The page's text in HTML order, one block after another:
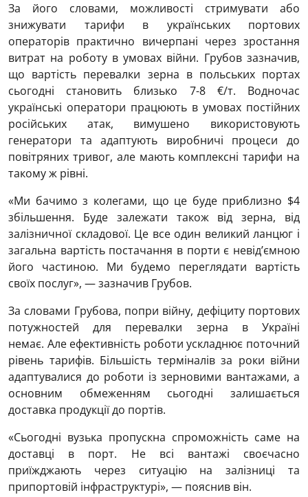
За його словами, можливості стримувати або
знижувати тарифи в українських портових
операторів практично вичерпані через зростання
витрат на роботу в умовах війни. Грубов зазначив,
що вартість перевалки зерна в польських портах
сьогодні становить близько 7-8 €/т. Водночас
українські оператори працюють в умовах постійних
російських атак, вимушено використовують
генератори та адаптують виробничі процеси до
повітряних тривог, але мають комплексні тарифи на
такому ж рівні.
«Ми бачимо з колегами, що це буде приблизно $4
збільшення. Буде залежати також від зерна, від
залізничної складової. Це все один великий ланцюг і
загальна вартість постачання в порти є невід’ємною
його частиною. Ми будемо переглядати вартість
своїх послуг», — зазначив Грубов.
За словами Грубова, попри війну, дефіциту портових
потужностей для перевалки зерна в Україні
немає. Але ефективність роботи ускладнює поточний
рівень тарифів. Більшість терміналів за роки війни
адаптувалися до роботи із зерновими вантажами, а
основним обмеженням сьогодні залишається
доставка продукції до портів.
«Сьогодні вузька пропускна спроможність саме на
доставці в порт. Не всі вантажі своєчасно
приїжджають через ситуацію на залізниці та
припортовій інфраструктурі», — пояснив він.